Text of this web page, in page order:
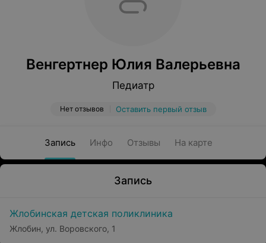
Венгертнер Юлия Валерьевна
Педиатр
Нет отзывов Оставить первый отзыв
Запись Инфо Отзывы На карте
Запись
Жлобинская детская поликлиника
Жлобин, ул. Воровского, 1